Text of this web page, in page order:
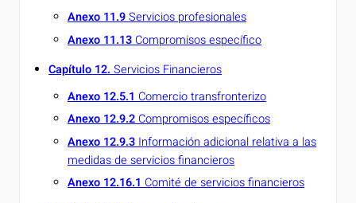
Anexo 11.9Servicios profesionales
Anexo 11.13 Compromisos específico
Capítulo 12. Servicios Financieros
Anexo 12.5.1 Comercio transfronterizo
Anexo 12.9.2Compromisos específicos
Anexo 12.9.3 Información adicional relativa a las
medidas de servicios financieros
Anexo 12.16.1Comité de servicios financieros